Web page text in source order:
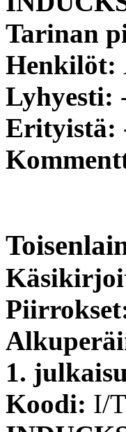
Tarinan
Henkilöt:
Lyhyesti:
Erityistä:
1.
Koodi: I/